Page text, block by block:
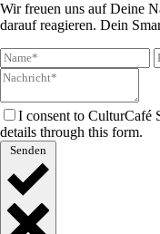
Wir freuen uns auf Deine
darauf reagieren. Dein
I consent to CulturCafé
details through this form.
Senden